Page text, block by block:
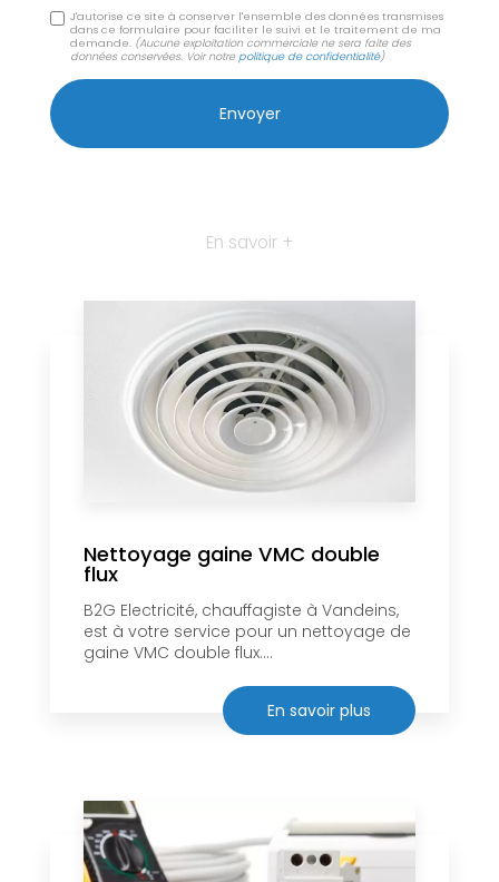
J'autorise ce site à conserver l'ensemble des données transmises
dans ce formulaire pour faciliter le suivi et le traitement de ma
demande. (Aucune exploitation commerciale ne sera faite des
données conservées. Voir notrepolitique de confidentialité)
En savoir +
Nettoyage gaine VMC double
flux
B2G Electricité, chauffagiste à Vandeins,
est à votre service pour un nettoyage de
gaine VMC double flux....
En savoir plus